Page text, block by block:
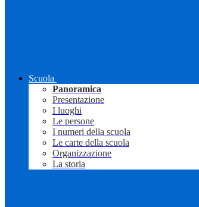
Scuola
Panoramica
Presentazione
I luoghi
Le persone
I numeri della scuola
Le carte della scuola
Organizzazione
La storia